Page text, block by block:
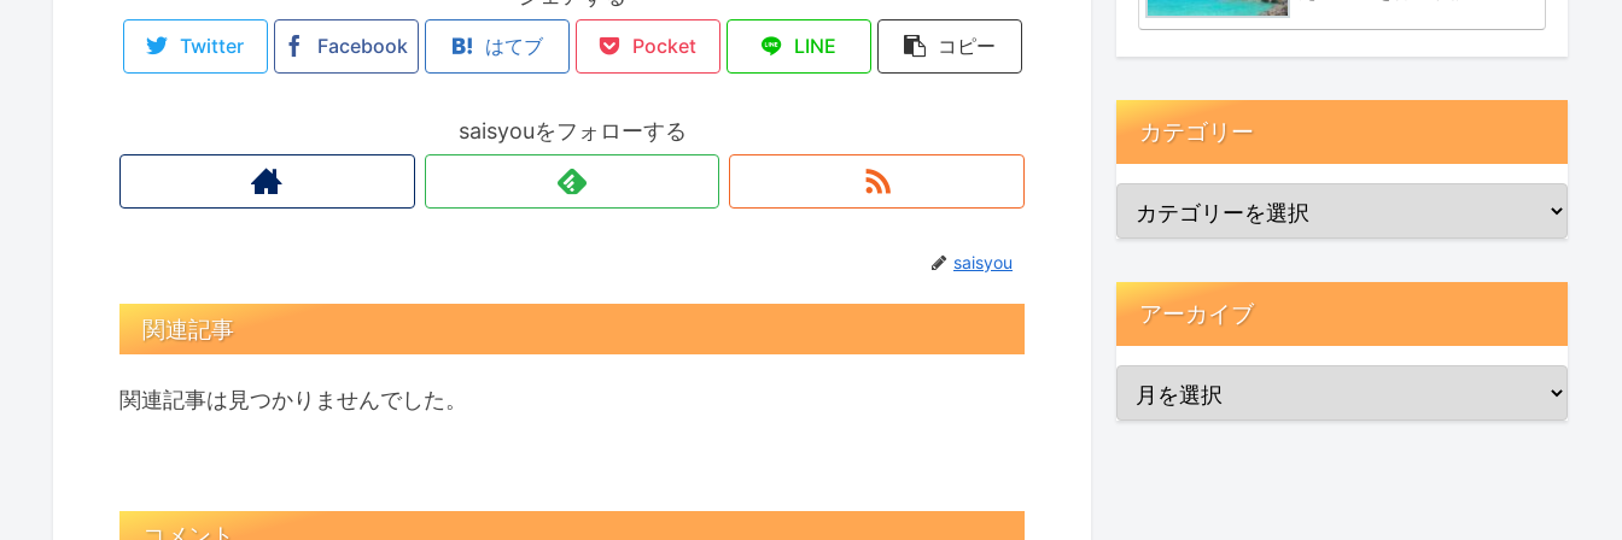
Twitter Facebook はてブ Pocket LINE コピー
saisyouをフォローする
saisyou
関連記事
関連記事は見つかりませんでした。
カテゴリー
アーカイブ